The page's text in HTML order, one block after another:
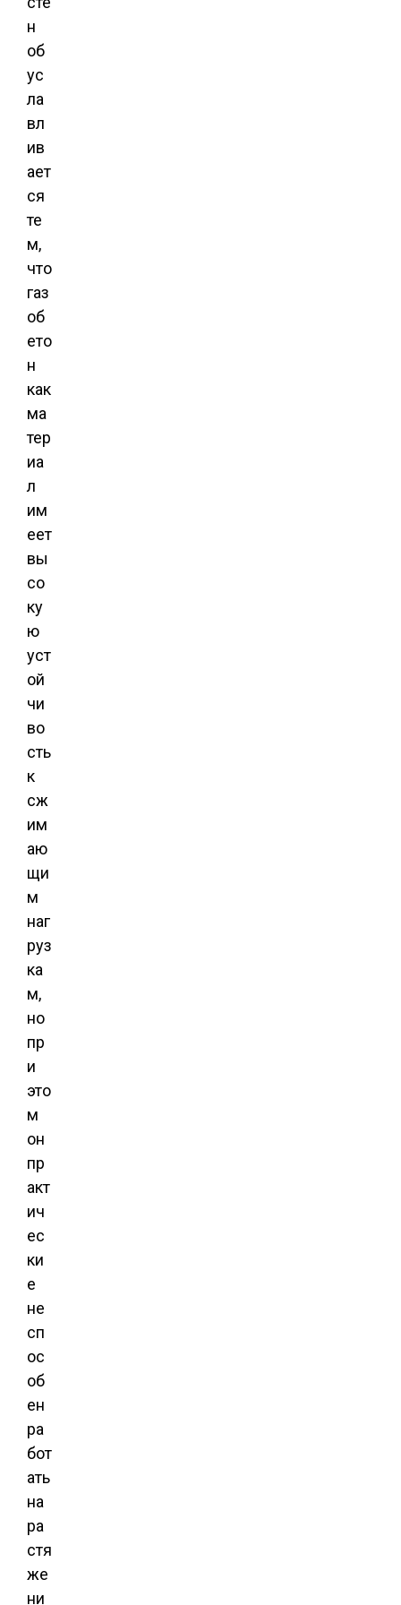
н
об
ус
ла
вл
ив
ает
ся
те
м,
что
газ
об
ето
н
как
ма
тер
иа
л
им
еет
вы
со
ку
ю
уст
ой
чи
во
сть
к
сж
им
аю
щи
м
наг
руз
ка
м,
но
пр
и
это
м
он
пр
акт
ич
ес
ки
е
не
сп
ос
об
ен
ра
бот
ать
на
ра
стя
же
ни